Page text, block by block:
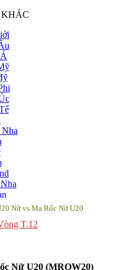
Nữ vs Ma Rốc Nữ U20
T.12
Nữ U20 (MROW20)